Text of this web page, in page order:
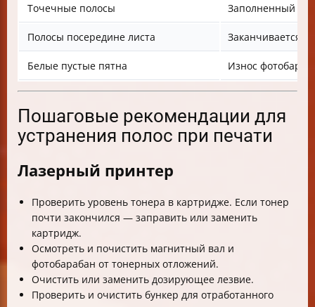
Точечные полосы Заполненный
Полосы посередине листа Заканчивается
Белые пустые пятна Износ
Пошаговые рекомендации для
устранения полос при печати
Лазерный принтер
Проверить уровень тонера в картридже. Если тонер
почти закончился — заправить или заменить
картридж.
Осмотреть и почистить магнитный вал и
фотобарабан от тонерных отложений.
Очистить или заменить дозирующее лезвие.
Проверить и очистить бункер для отработанного